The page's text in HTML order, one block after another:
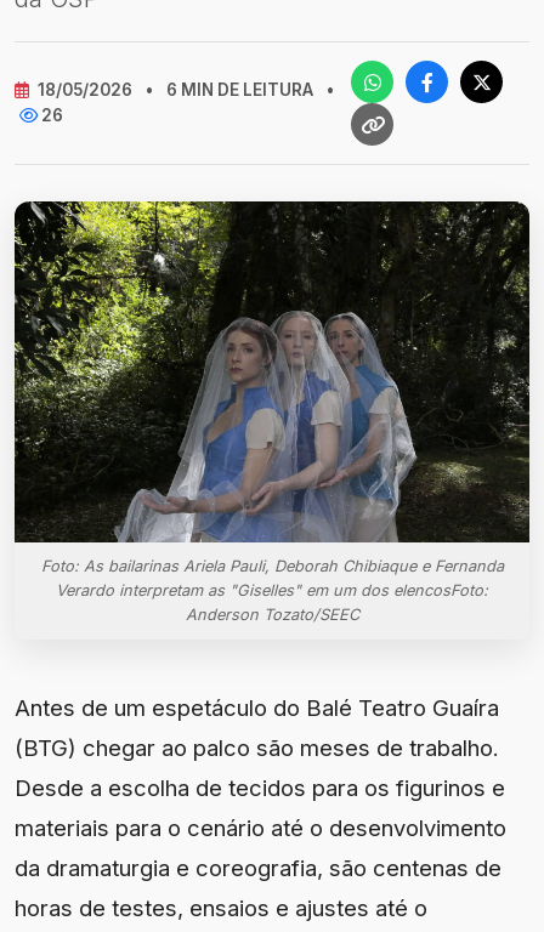
18/05/2026 • 6 MIN DE LEITURA
•
26
Foto: As bailarinas Ariela Pauli, Deborah Chibiaque e Fernanda
Verardo interpretam as "Giselles" em um dos elencosFoto:
Anderson Tozato/SEEC
Antes de um espetáculo do Balé Teatro Guaíra
(BTG) chegar ao palco são meses de trabalho.
Desde a escolha de tecidos para os figurinos e
materiais para o cenário até o desenvolvimento
da dramaturgia e coreografia, são centenas de
horas de testes, ensaios e ajustes até o